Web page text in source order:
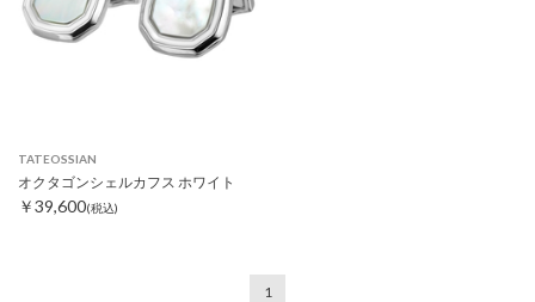
TATEOSSIAN
オクタゴンシェルカフス ホワイト
￥39,600(税込)
1